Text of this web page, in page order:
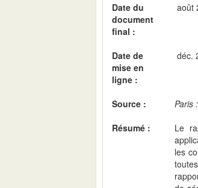
Date du
document
final :
août
Date de
mise en
ligne :
déc.
Source :
Paris
Résumé :
Le
les